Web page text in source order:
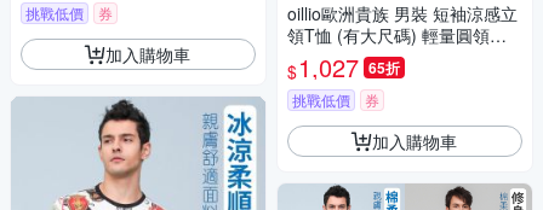
挑戰低價 券
加入購物車
oillio歐洲貴族 男裝 短袖涼感立
領T恤 (有大尺碼) 輕量圓領衫
透氣彈力防皺 灰藍色 法國品牌
$1,027 65折
挑戰低價 券
加入購物車